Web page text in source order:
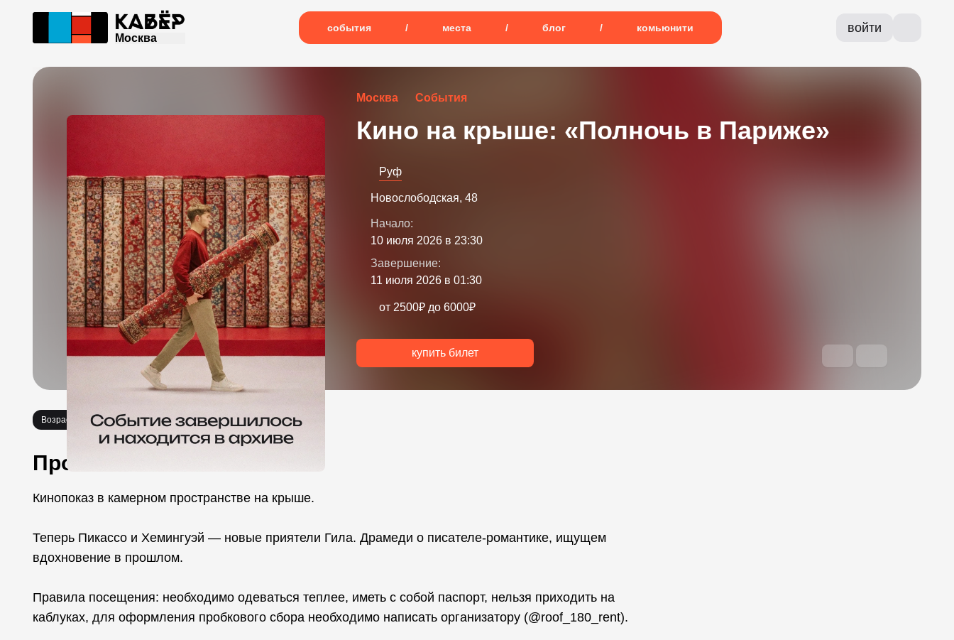
Москва
события / места / блог / комьюнити войти
Москва События
Кино на крыше: «Полночь в Париже»
купить билет
Руф
Новослободская, 48
Начало:
10 июля 2026 в 23:30
Завершение:
11 июля 2026 в 01:30
от 2500₽ до 6000₽
Возраст 18+ Кино
Про событие
Кинопоказ в камерном пространстве на крыше.
Теперь Пикассо и Хемингуэй — новые приятели Гила. Драмеди о писателе-романтике, ищущем
вдохновение в прошлом.
Правила посещения: необходимо одеваться теплее, иметь с собой паспорт, нельзя приходить на
каблуках, для оформления пробкового сбора необходимо написать организатору (@roof_180_rent).